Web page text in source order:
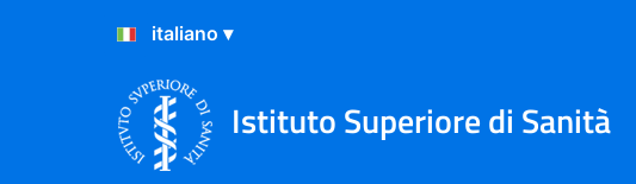
Salta al Contenuto
Salta al Footer
Istituto Superiore di Sanità